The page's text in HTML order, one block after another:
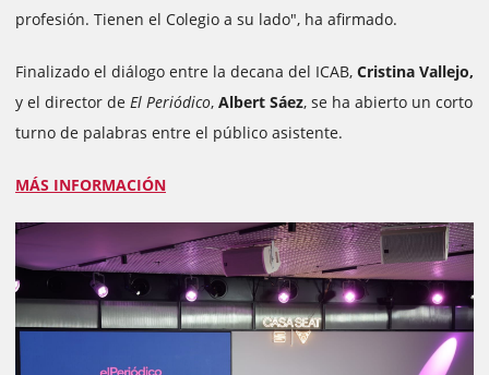
profesión. Tienen el Colegio a su lado", ha afirmado.
Finalizado el diálogo entre la decana del ICAB, Cristina Vallejo,
y el director de El Periódico, Albert Sáez, se ha abierto un corto
turno de palabras entre el público asistente.
MÁS INFORMACIÓN